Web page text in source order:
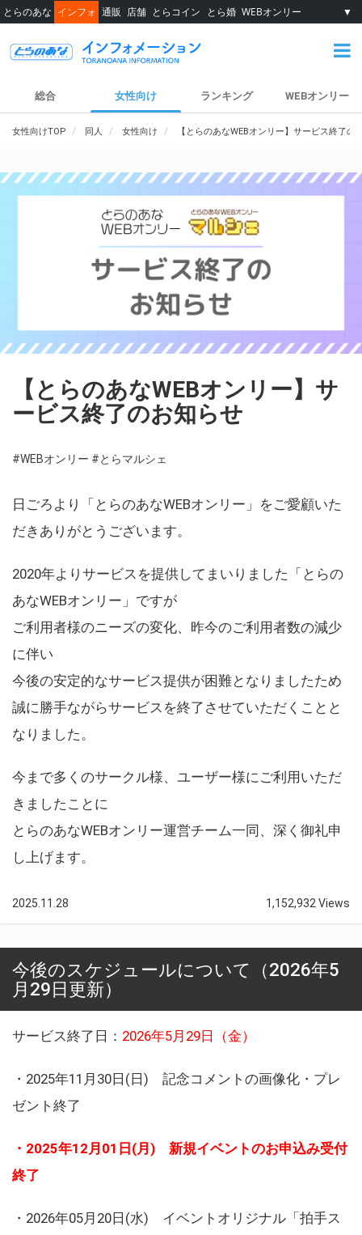
とらのあな インフォ 通販 店舗 とらコイン とら婚 WEBオンリー ▼
総合 女性向け ランキング WEBオンリー
女性向けTOP 同人 女性向け 【とらのあなWEBオンリー】サービス終了の
【とらのあなWEBオンリー】サ
ービス終了のお知らせ
#WEBオンリー #とらマルシェ
日ごろより「とらのあなWEBオンリー」をご愛顧いた
だきありがとうございます。
2020年よりサービスを提供してまいりました「とらの
あなWEBオンリー」ですが
ご利用者様のニーズの変化、昨今のご利用者数の減少
に伴い
今後の安定的なサービス提供が困難となりましたため
誠に勝手ながらサービスを終了させていただくことと
なりました。
今まで多くのサークル様、ユーザー様にご利用いただ
きましたことに
とらのあなWEBオンリー運営チーム一同、深く御礼申
し上げます。
2025.11.28 1,152,932 Views
今後のスケジュールについて（2026年5
月29日更新）
サービス終了日： 2026年5月29日（金）
・2025年11月30日(日) 記念コメントの画像化・プレ
ゼント終了
・2025年12月01日(月) 新規イベントのお申込み受付
終了
・2026年05月20日(水) イベントオリジナル「拍手ス